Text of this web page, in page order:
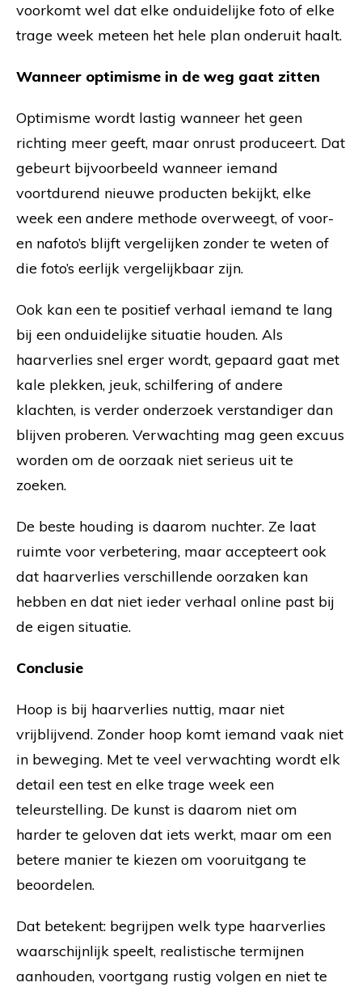
voorkomt wel dat elke onduidelijke foto of elke
trage week meteen het hele plan onderuit haalt.
Wanneer optimisme in de weg gaat zitten
Optimisme wordt lastig wanneer het geen
richting meer geeft, maar onrust produceert. Dat
gebeurt bijvoorbeeld wanneer iemand
voortdurend nieuwe producten bekijkt, elke
week een andere methode overweegt, of voor-
en nafoto’s blijft vergelijken zonder te weten of
die foto’s eerlijk vergelijkbaar zijn.
Ook kan een te positief verhaal iemand te lang
bij een onduidelijke situatie houden. Als
haarverlies snel erger wordt, gepaard gaat met
kale plekken, jeuk, schilfering of andere
klachten, is verder onderzoek verstandiger dan
blijven proberen. Verwachting mag geen excuus
worden om de oorzaak niet serieus uit te
zoeken.
De beste houding is daarom nuchter. Ze laat
ruimte voor verbetering, maar accepteert ook
dat haarverlies verschillende oorzaken kan
hebben en dat niet ieder verhaal online past bij
de eigen situatie.
Conclusie
Hoop is bij haarverlies nuttig, maar niet
vrijblijvend. Zonder hoop komt iemand vaak niet
in beweging. Met te veel verwachting wordt elk
detail een test en elke trage week een
teleurstelling. De kunst is daarom niet om
harder te geloven dat iets werkt, maar om een
betere manier te kiezen om vooruitgang te
beoordelen.
Dat betekent: begrijpen welk type haarverlies
waarschijnlijk speelt, realistische termijnen
aanhouden, voortgang rustig volgen en niet te